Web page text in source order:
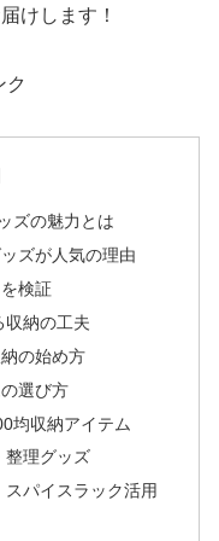
けします！
ク
ズの魅力とは
ズが人気の理由
検証
収納の工夫
の始め方
選び方
均収納アイテム
整理グッズ
パイスラック活用